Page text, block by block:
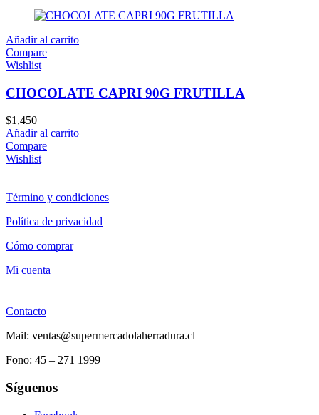
Añadir al carrito
Compare
Wishlist
CHOCOLATE CAPRI 90G FRUTILLA
$1,450
Añadir al carrito
Compare
Wishlist
Término y condiciones
Política de privacidad
Cómo comprar
Mi cuenta
Contacto
Mail: ventas@supermercadolaherradura.cl
Fono: 45 – 271 1999
Síguenos